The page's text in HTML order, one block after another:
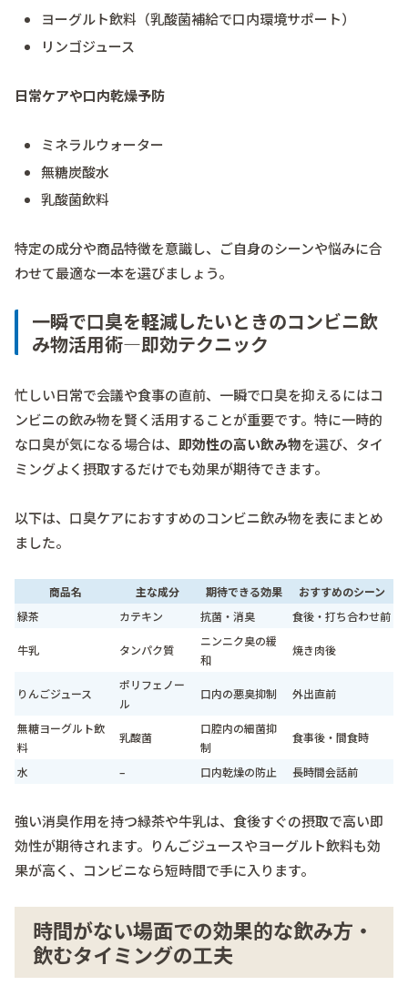
ヨーグルト飲料（乳酸菌補給で口内環境サポート）
リンゴジュース
日常ケアや口内乾燥予防
ミネラルウォーター
無糖炭酸水
乳酸菌飲料
特定の成分や商品特徴を意識し、ご自身のシーンや悩みに合
わせて最適な一本を選びましょう。
一瞬で口臭を軽減したいときのコンビニ飲
み物活用術―即効テクニック
忙しい日常で会議や食事の直前、一瞬で口臭を抑えるにはコ
ンビニの飲み物を賢く活用することが重要です。特に一時的
な口臭が気になる場合は、 即効性の高い飲み物を選び、タイ
ミングよく摂取するだけでも効果が期待できます。
以下は、口臭ケアにおすすめのコンビニ飲み物を表にまとめ
ました。
商品名 主な成分 期待できる効果
おすすめのシーン
緑茶
カテキン 抗菌・消臭 食後・打ち合わせ前
牛乳 タンパク質
ニンニク臭の緩
和
焼き肉後
りんごジュース
ポリフェノー
ル
口内の悪臭抑制 外出直前
無糖ヨーグルト飲
料
乳酸菌
口腔内の細菌抑
制
食事後・間食時
水 – 口内乾燥の防止 長時間会話前
強い消臭作用を持つ緑茶や牛乳は、食後すぐの摂取で高い即
効性が期待されます。りんごジュースやヨーグルト飲料も効
果が高く、コンビニなら短時間で手に入ります。
時間がない場面での効果的な飲み方・
飲むタイミングの工夫